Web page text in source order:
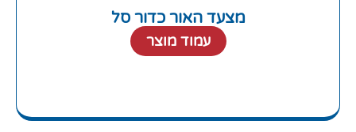
מצעד האור כדור סל
עמוד מוצר